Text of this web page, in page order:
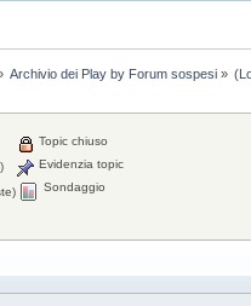
Archivio dei Play by Forum sospesi»
Topic chiuso
Evidenzia topic
Sondaggio